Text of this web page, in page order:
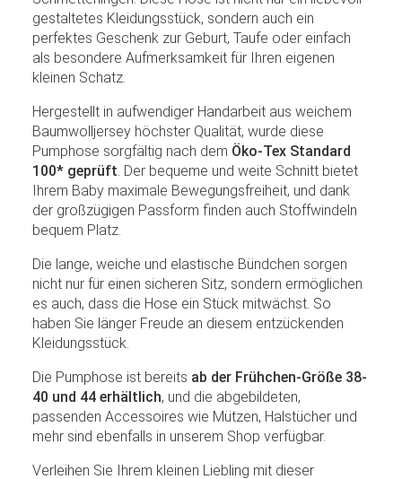
gestaltetes Kleidungsstück, sondern auch ein
perfektes Geschenk zur Geburt, Taufe oder einfach
als besondere Aufmerksamkeit für Ihren eigenen
kleinen Schatz.
Hergestellt in aufwendiger Handarbeit aus weichem
Baumwolljersey höchster Qualität, wurde diese
Pumphose sorgfältig nach dem Öko-Tex Standard
100* geprüft . Der bequeme und weite Schnitt bietet
Ihrem Baby maximale Bewegungsfreiheit, und dank
der großzügigen Passform finden auch Stoffwindeln
bequem Platz.
Die lange, weiche und elastische Bündchen sorgen
nicht nur für einen sicheren Sitz, sondern ermöglichen
es auch, dass die Hose ein Stück mitwächst. So
haben Sie länger Freude an diesem entzückenden
Kleidungsstück.
Die Pumphose ist bereits ab der Frühchen-Größe 38-
40 und 44 erhältlich, und die abgebildeten,
passenden Accessoires wie Mützen, Halstücher und
mehr sind ebenfalls in unserem Shop verfügbar.
Verleihen Sie Ihrem kleinen Liebling mit dieser